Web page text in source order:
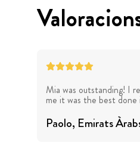
Mia was outstanding! I
me it was the best done
Paolo, Emirats